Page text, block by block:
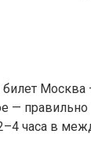
Москва
— правильно
часа в